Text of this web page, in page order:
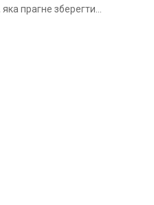
прагне зберегти…